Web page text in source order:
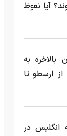
آیا نعوظ
به
ارسطو تا
انگلیس در